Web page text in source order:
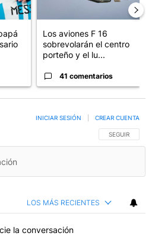
Los aviones F 16
sobrevolarán el centro
porteño y el lu...
41 comentarios
SIGA ESTA
SEGUIR
INICIAR SESIÓN CREAR CUENTA
LOS MÁS RECIENTES
la conversación